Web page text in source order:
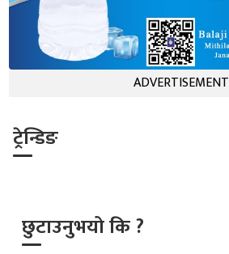
ADVERTISEMENT
ट्रेन्डिङ
छुटाउनुभयो कि ?